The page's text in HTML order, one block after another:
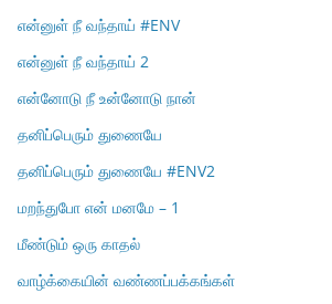
என்னுள் நீ வந்தாய் #ENV
என்னுள் நீ வந்தாய் 2
என்னோடு நீ உன்னோடு நான்
தனிப்பெரும் துணையே
தனிப்பெரும் துணையே #ENV2
மறந்துபோ என் மனமே – 1
மீண்டும் ஒரு காதல்
வாழ்க்கையின் வண்ணப்பக்கங்கள்